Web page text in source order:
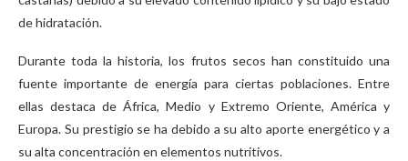
de hidratación.
Durante toda la historia, los frutos secos han constituido una
fuente importante de energía para ciertas poblaciones. Entre
ellas destaca de África, Medio y Extremo Oriente, América y
Europa. Su prestigio se ha debido a su alto aporte energético y a
su alta concentración en elementos nutritivos.